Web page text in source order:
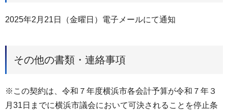
2025年2月21日（金曜日）電子メールにて通知
その他の書類・連絡事項
※この契約は、令和７年度横浜市各会計予算が令和７年３
月31日までに横浜市議会において可決されることを停止条